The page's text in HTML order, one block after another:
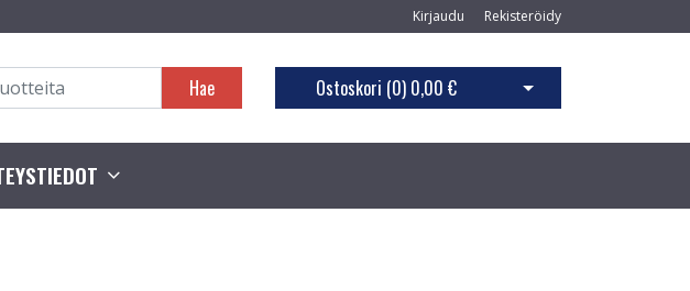
Kirjaudu Rekisteröidy
Hae Ostoskori (0) 0,00 € Avaa ostoskori